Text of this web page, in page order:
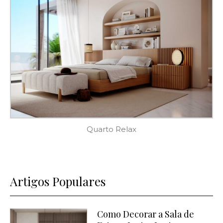
Quarto Relax
Artigos Populares
Como Decorar a Sala de